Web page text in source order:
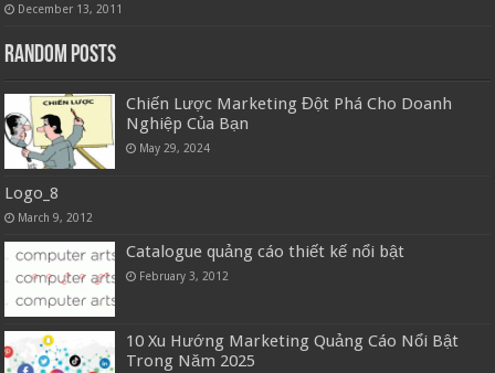
December 13, 2011
Random Posts
Chiến Lược Marketing Đột Phá Cho Doanh
Nghiệp Của Bạn
May 29, 2024
Logo_8
March 9, 2012
Catalogue quảng cáo thiết kế nổi bật
February 3, 2012
10 Xu Hướng Marketing Quảng Cáo Nổi Bật
Trong Năm 2025